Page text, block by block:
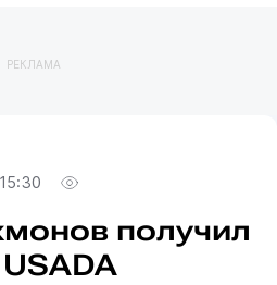
РЕКЛАМА
получил